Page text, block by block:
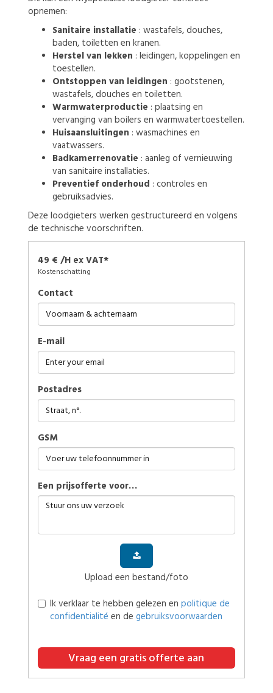
opnemen:
Sanitaire installatie : wastafels, douches,
baden, toiletten en kranen.
Herstel van lekken : leidingen, koppelingen en
toestellen.
Ontstoppen van leidingen : gootstenen,
wastafels, douches en toiletten.
Warmwaterproductie : plaatsing en
vervanging van boilers en warmwatertoestellen.
Huisaansluitingen : wasmachines en
vaatwassers.
Badkamerrenovatie : aanleg of vernieuwing
van sanitaire installaties.
Preventief onderhoud : controles en
gebruiksadvies.
Deze loodgieters werken gestructureerd en volgens
de technische voorschriften.
49 € /H ex VAT*
Kostenschatting
Contact
E-mail
Postadres
GSM
Een prijsofferte voor…
Upload een bestand/foto
Ik verklaar te hebben gelezen en politique de
confidentialité en de gebruiksvoorwaarden
Vraag een gratis offerte aan